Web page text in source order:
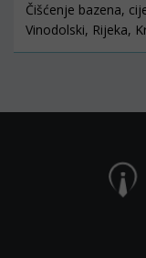
Čišćenje bazena,
Vinodolski, Rijeka,